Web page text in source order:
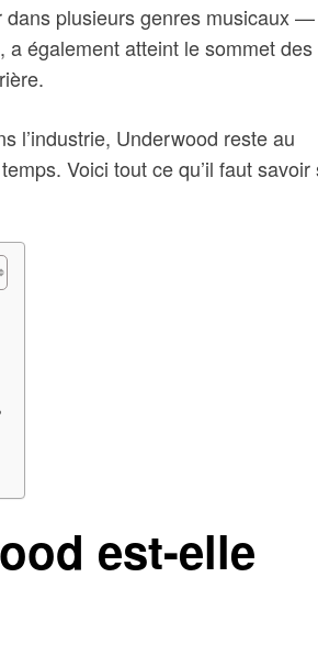
dans plusieurs genres musicaux
a également atteint le sommet des
l’industrie, Underwood reste au
Voici tout ce qu’il faut savoir
est-elle